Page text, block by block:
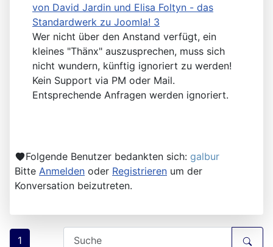
von David Jardin und Elisa Foltyn - das
Standardwerk zu Joomla! 3
Wer nicht über den Anstand verfügt, ein
kleines "Thänx" auszusprechen, muss sich
nicht wundern, künftig ignoriert zu werden!
Kein Support via PM oder Mail.
Entsprechende Anfragen werden ignoriert.
Folgende Benutzer bedankten sich: galbur
Bitte Anmelden oder Registrieren um der
Konversation beizutreten.
1